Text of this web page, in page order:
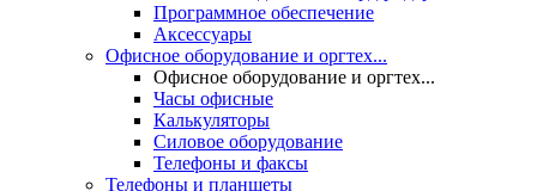
Программное обеспечение
Аксессуары
Офисное оборудование и оргтех...
Офисное оборудование и оргтех...
Часы офисные
Калькуляторы
Силовое оборудование
Телефоны и факсы
Телефоны и планшеты